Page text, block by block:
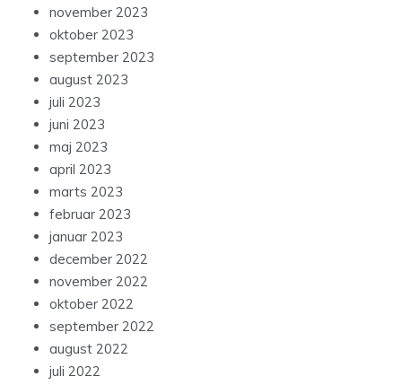
november 2023
oktober 2023
september 2023
august 2023
juli 2023
juni 2023
maj 2023
april 2023
marts 2023
februar 2023
januar 2023
december 2022
november 2022
oktober 2022
september 2022
august 2022
juli 2022